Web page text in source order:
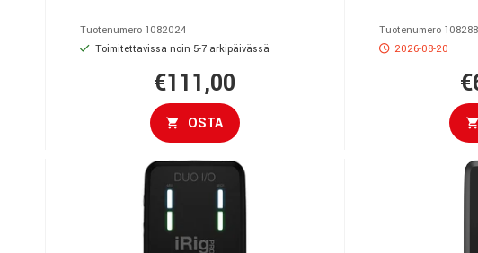
Tuotenumero 1082024
Toimitettavissa noin 5-7 arkipäivässä
€111,00
OSTA
Tuotenumero
2026-08-20